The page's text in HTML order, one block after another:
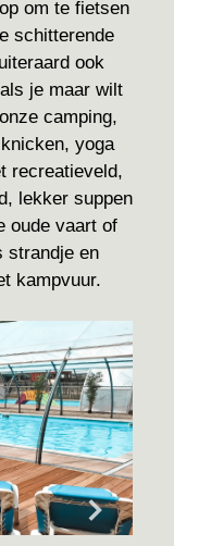
om te fietsen
schitterende
ook
je maar wilt
camping,
yoga
recreatieveld,
lekker suppen
oude vaart of
strandje en
kampvuur.